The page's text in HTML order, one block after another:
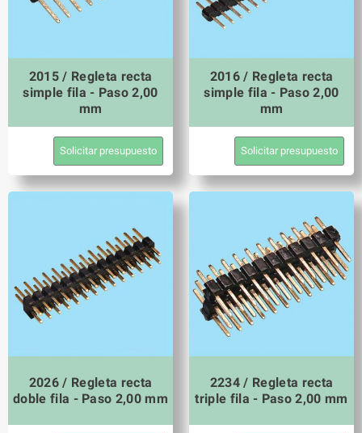
2015 / Regleta recta
simple fila - Paso 2,00
mm
Solicitar presupuesto
2016 / Regleta recta
simple fila - Paso 2,00
mm
Solicitar presupuesto
2026 / Regleta recta
doble fila - Paso 2,00 mm
2234 / Regleta recta
triple fila - Paso 2,00 mm